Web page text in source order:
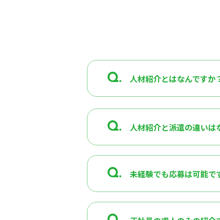
Q. 人材紹介とはなんですか
Q. 人材紹介と派遣の違いは
Q. 未経験でも応募は可能で